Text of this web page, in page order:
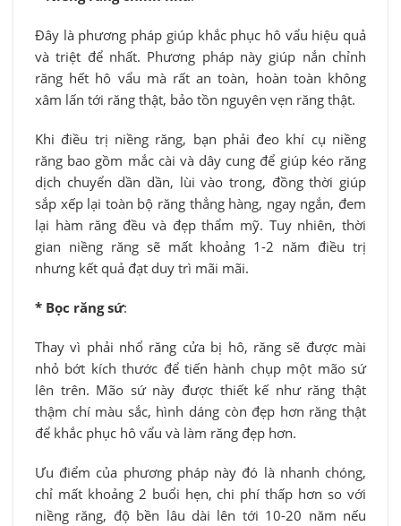
Đây là phương pháp giúp khắc phục hô vẩu hiệu quả
và triệt để nhất. Phương pháp này giúp nắn chỉnh
răng hết hô vẩu mà rất an toàn, hoàn toàn không
xâm lấn tới răng thật, bảo tồn nguyên vẹn răng thật.
Khi điều trị niềng răng, bạn phải đeo khí cụ niềng
răng bao gồm mắc cài và dây cung để giúp kéo răng
dịch chuyển dần dần, lùi vào trong, đồng thời giúp
sắp xếp lại toàn bộ răng thẳng hàng, ngay ngắn, đem
lại hàm răng đều và đẹp thẩm mỹ. Tuy nhiên, thời
gian niềng răng sẽ mất khoảng 1-2 năm điều trị
nhưng kết quả đạt duy trì mãi mãi.
* Bọc răng sứ:
Thay vì phải nhổ răng cửa bị hô, răng sẽ được mài
nhỏ bớt kích thước để tiến hành chụp một mão sứ
lên trên. Mão sứ này được thiết kế như răng thật
thậm chí màu sắc, hình dáng còn đẹp hơn răng thật
để khắc phục hô vẩu và làm răng đẹp hơn.
Ưu điểm của phương pháp này đó là nhanh chóng,
chỉ mất khoảng 2 buổi hẹn, chi phí thấp hơn so với
niềng răng, độ bền lâu dài lên tới 10-20 năm nếu